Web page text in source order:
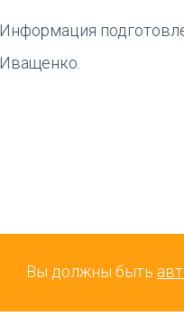
Информация
Иващенко.
Вы должны быть